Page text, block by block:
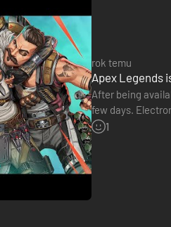
rok temu
Apex Legends
After being
few days.
1